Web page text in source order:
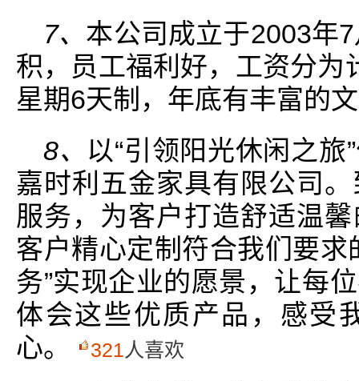
7、 本公司成立于2003年
积，员工福利好，工资分为
星期6天制，年底有丰富的
8、 以“引领阳光休闲之
嘉时利五金家具有限公司
服务，为客户打造舒适温
客户精心定制符合我们要求
务”实现企业的愿景，让每
体会这些优质产品，感受
心。
321人喜欢